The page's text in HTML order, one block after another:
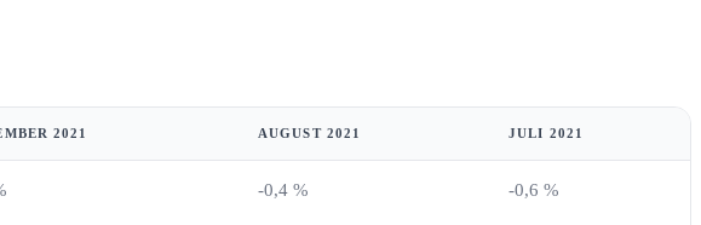
2021 AUGUST 2021 JULI 2021
-0,4 % -0,6 %